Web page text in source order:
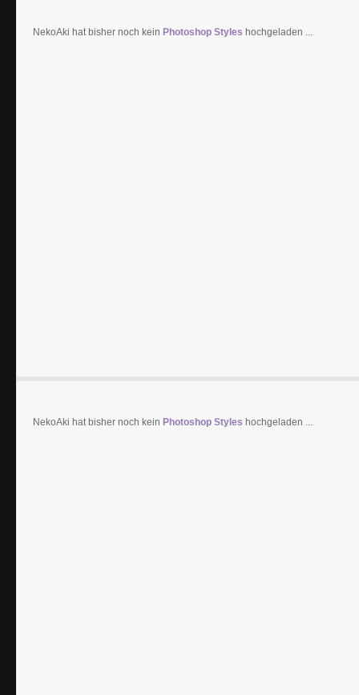
NekoAki hat bisher noch kein Photoshop Styles hochgeladen ...
NekoAki hat bisher noch kein Photoshop Styles hochgeladen ...